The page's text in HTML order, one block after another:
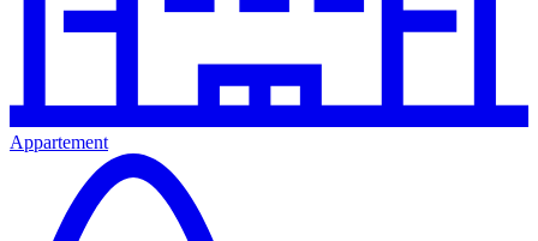
Appartement